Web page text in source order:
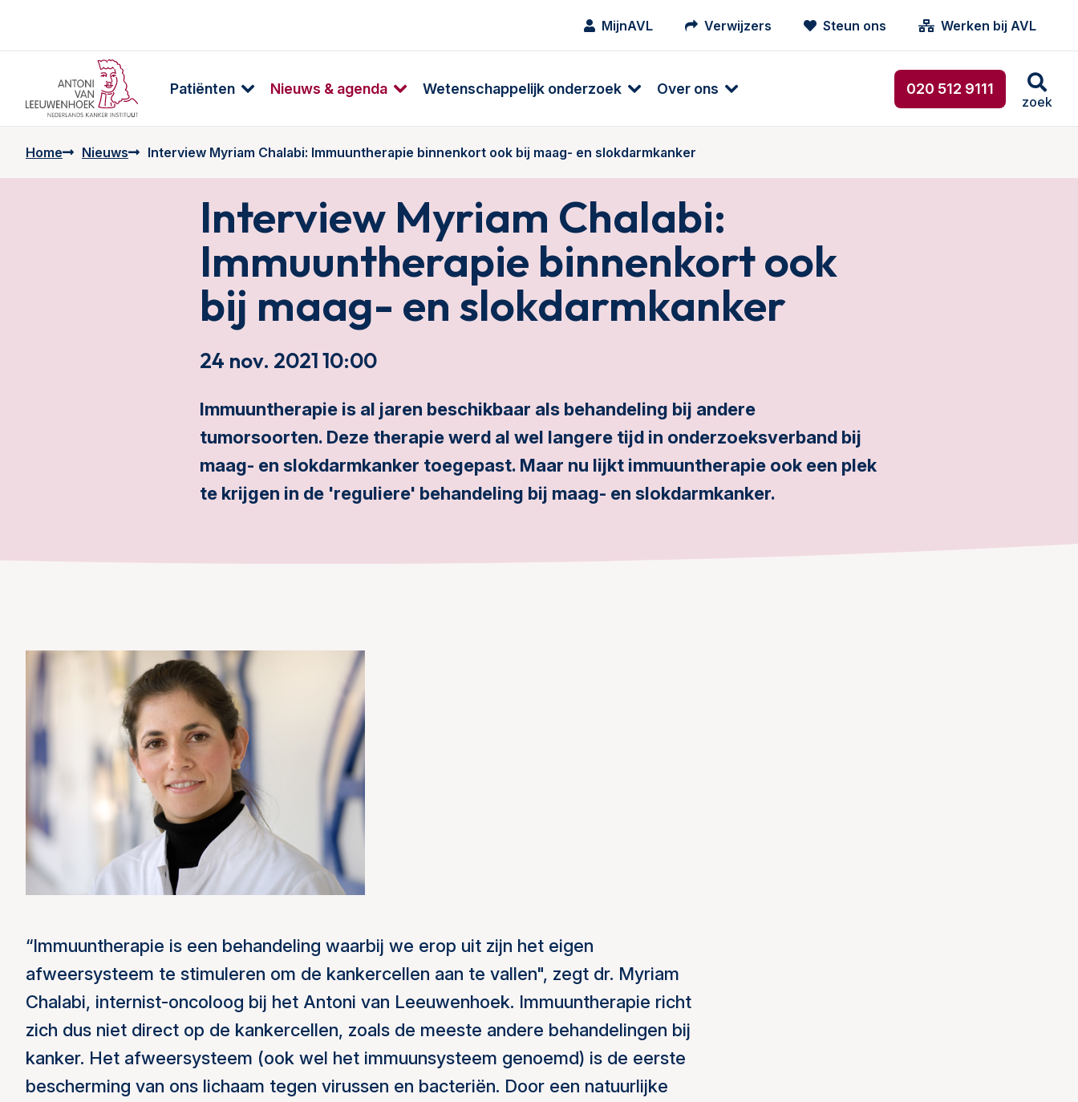
MijnAVL Verwijzers Steun ons Werken bij AVL
Patiënten Nieuws & agenda Wetenschappelijk onderzoek Over ons 020 512 9111
zoek
Home Nieuws Interview Myriam Chalabi: Immuuntherapie binnenkort ook bij maag- en slokdarmkanker
Interview Myriam Chalabi:
Immuuntherapie binnenkort ook
bij maag- en slokdarmkanker
24 nov. 2021 10:00
Immuuntherapie is al jaren beschikbaar als behandeling bij andere
tumorsoorten. Deze therapie werd al wel langere tijd in onderzoeksverband bij
maag- en slokdarmkanker toegepast. Maar nu lijkt immuuntherapie ook een plek
te krijgen in de 'reguliere' behandeling bij maag- en slokdarmkanker.
“Immuuntherapie is een behandeling waarbij we erop uit zijn het eigen
afweersysteem te stimuleren om de kankercellen aan te vallen", zegt dr. Myriam
Chalabi, internist-oncoloog bij het Antoni van Leeuwenhoek. Immuuntherapie richt
zich dus niet direct op de kankercellen, zoals de meeste andere behandelingen bij
kanker. Het afweersysteem (ook wel het immuunsysteem genoemd) is de eerste
bescherming van ons lichaam tegen virussen en bacteriën. Door een natuurlijke